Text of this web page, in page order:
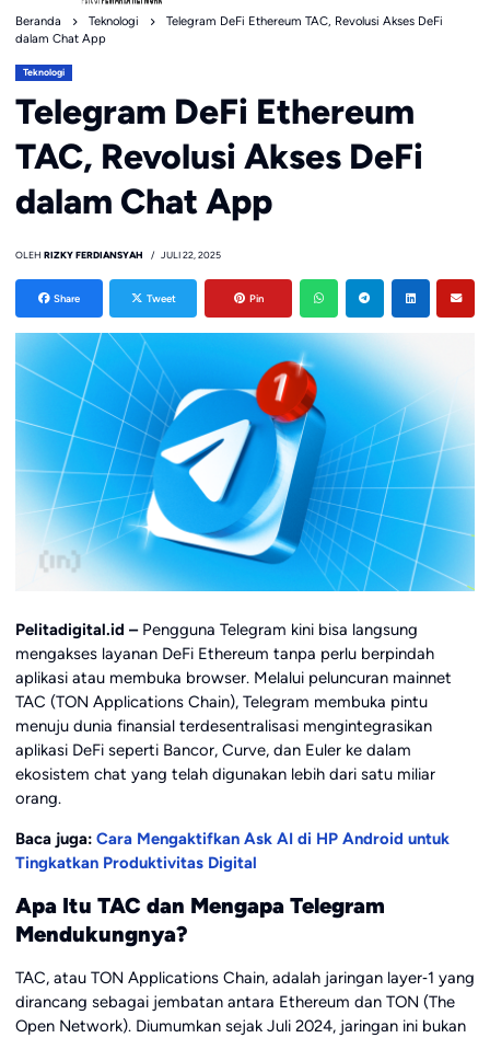
Beranda Teknologi
Telegram DeFi Ethereum TAC, Revolusi Akses DeFi
dalam Chat App
Teknologi
Telegram DeFi Ethereum
TAC, Revolusi Akses DeFi
dalam Chat App
OLEH RIZKY FERDIANSYAH JULI 22, 2025
Share Tweet Pin
Pelitadigital.id – Pengguna Telegram kini bisa langsung
mengakses layanan DeFi Ethereum tanpa perlu berpindah
aplikasi atau membuka browser. Melalui peluncuran mainnet
TAC (TON Applications Chain), Telegram membuka pintu
menuju dunia finansial terdesentralisasi mengintegrasikan
aplikasi DeFi seperti Bancor, Curve, dan Euler ke dalam
ekosistem chat yang telah digunakan lebih dari satu miliar
orang.
Baca juga: Cara Mengaktifkan Ask AI di HP Android untuk
Tingkatkan Produktivitas Digital
Apa Itu TAC dan Mengapa Telegram
Mendukungnya?
TAC, atau TON Applications Chain, adalah jaringan layer‑1 yang
dirancang sebagai jembatan antara Ethereum dan TON (The
Open Network). Diumumkan sejak Juli 2024, jaringan ini bukan